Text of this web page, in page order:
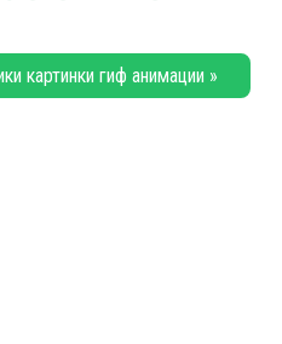
картинки гиф анимации »